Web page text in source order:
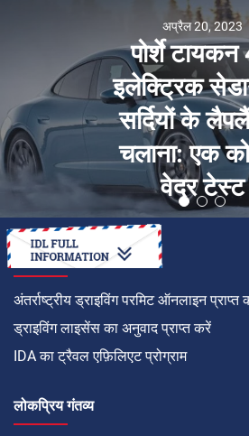
अप्रैल 20, 2023
पोर्शे टायकन
इलेक्ट्रिक
सर्दियों के
चलाना: एक
वेदर टेस्ट
कैसे करें
अंतर्राष्ट्रीय ड्राइविंग परमिट ऑनलाइन प्राप्त
ड्राइविंग लाइसेंस का अनुवाद प्राप्त करें
IDA का ट्रैवल एफ़िलिएट प्रोग्राम
लोकप्रिय गंतव्य